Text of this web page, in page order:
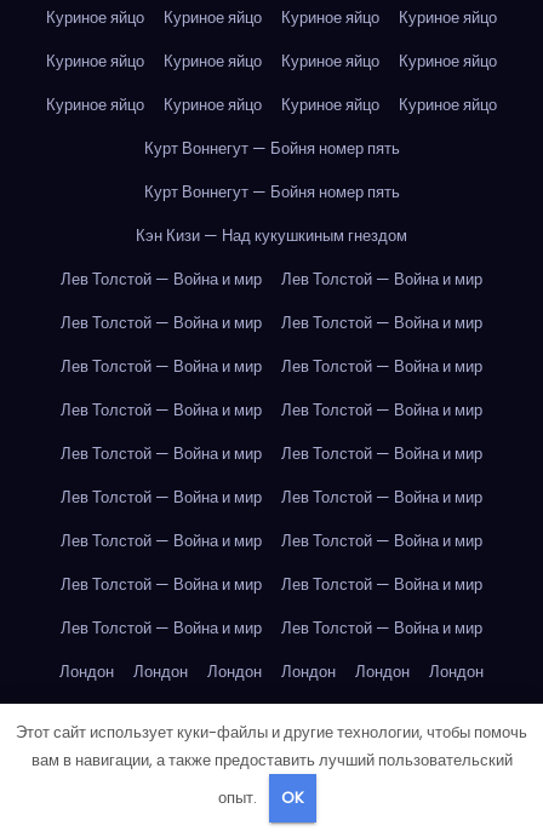
Куриное яйцо
Куриное яйцо Куриное яйцо
Куриное яйцо
Куриное яйцо
Куриное яйцо Куриное яйцо
Куриное яйцо
Куриное яйцо
Куриное яйцо Куриное яйцо
Куриное яйцо
Курт Воннегут — Бойня номер пять
Курт Воннегут — Бойня номер пять
Кэн Кизи — Над кукушкиным гнездом
Лев Толстой — Война и мир
Лев Толстой — Война и мир
Лев Толстой — Война и мир
Лев Толстой — Война и мир
Лев Толстой — Война и мир
Лев Толстой — Война и мир
Лев Толстой — Война и мир
Лев Толстой — Война и мир
Лев Толстой — Война и мир
Лев Толстой — Война и мир
Лев Толстой — Война и мир
Лев Толстой — Война и мир
Лев Толстой — Война и мир
Лев Толстой — Война и мир
Лев Толстой — Война и мир
Лев Толстой — Война и мир
Лев Толстой — Война и мир
Лев Толстой — Война и мир
Лондон
Лондон Лондон Лондон Лондон
Лондон
Лондон
Лондон Лондон Лондон Лондон
Лондон
Лондон Лондон
Этот сайт использует куки-файлы и другие технологии, чтобы помочь
вам в навигации, а также предоставить лучший пользовательский
опыт.
OK